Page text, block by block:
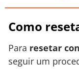
Como
Para resetar
seguir um